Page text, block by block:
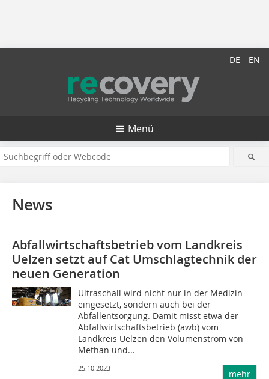
DE EN
Menü
News
Abfallwirtschaftsbetrieb vom Landkreis
Uelzen setzt auf Cat Umschlagtechnik der
neuen Generation
Ultraschall wird nicht nur in der Medizin
eingesetzt, sondern auch bei der
Abfallentsorgung. Damit misst etwa der
Abfallwirtschaftsbetrieb (awb) vom
Landkreis Uelzen den Volumenstrom von
Methan und...
25.10.2023
mehr